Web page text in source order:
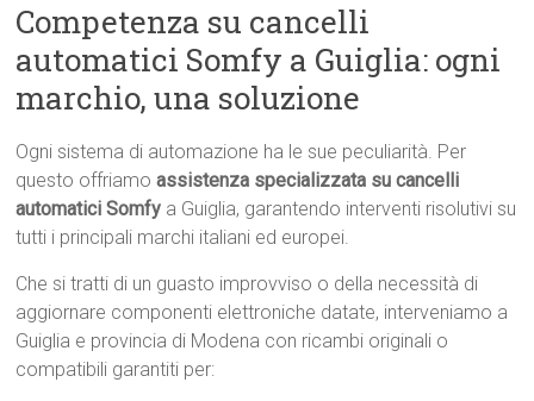
Competenza su cancelli
automatici Somfy a Guiglia: ogni
marchio, una soluzione
Ogni sistema di automazione ha le sue peculiarità. Per
questo offriamoassistenza specializzata su cancelli
automatici Somfy a Guiglia, garantendo interventi risolutivi su
tutti i principali marchi italiani ed europei.
Che si tratti di un guasto improvviso o della necessità di
aggiornare componenti elettroniche datate, interveniamo a
Guiglia e provincia di Modena con ricambi originali o
compatibili garantiti per: